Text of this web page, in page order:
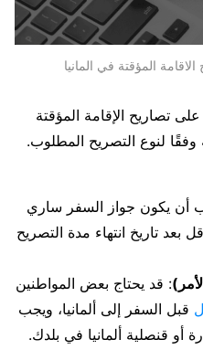
المؤقتة في المانيا
تصاريح الإقامة المؤقتة
وفقًا لنوع التصريح المطلوب.
أن يكون جواز السفر ساري
على الأقل بعد تاريخ انتهاء مدة التصريح
: قد يحتاج بعض المواطنين
قبل السفر إلى ألمانيا، ويجب
أو قنصلية ألمانيا في بلدك.